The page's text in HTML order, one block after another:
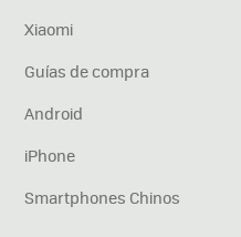
Xiaomi
Guías de compra
Android
iPhone
Smartphones Chinos